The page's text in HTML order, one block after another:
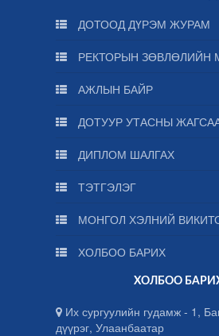
ДОТООД ДҮРЭМ ЖУРАМ
РЕКТОРЫН ЗӨВЛӨЛИЙН
АЖЛЫН БАЙР
ДОТУУР УТАСНЫ
ДИПЛОМ ШАЛГАХ
ТЭТГЭЛЭГ
МОНГОЛ ХЭЛНИЙ
ХОЛБОО БАРИХ
ХОЛБОО
Их сургуулийн гудамж - 1,
дүүрэг, Улаанбаатар